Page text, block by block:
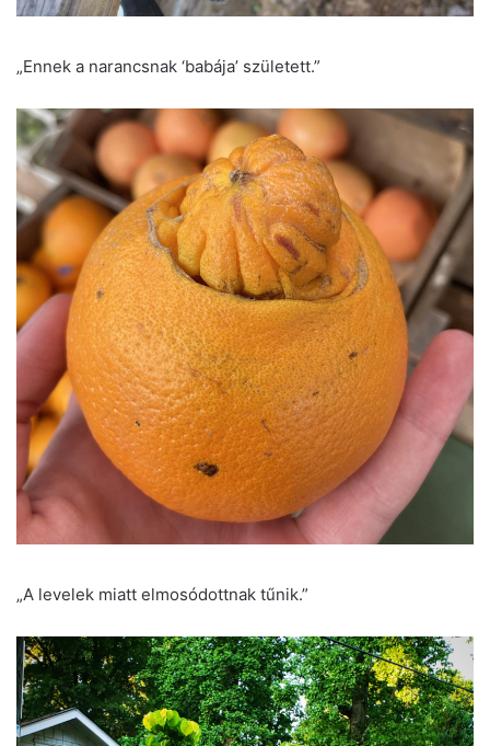
„Ennek a narancsnak ‘babája’ született.”
„A levelek miatt elmosódottnak tűnik.”